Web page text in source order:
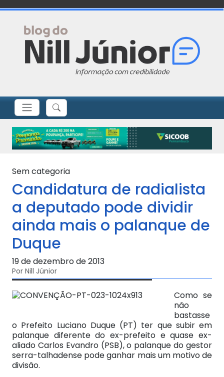
Sem categoria
Candidatura de radialista
a deputado pode dividir
ainda mais o palanque de
Duque
19 de dezembro de 2013
Por Nill Júnior
Como se
não
bastasse
o Prefeito Luciano Duque (PT) ter que subir em
palanque diferente do ex-prefeito e quase ex-
aliado Carlos Evandro (PSB), o palanque do gestor
serra-talhadense pode ganhar mais um motivo de
divisão.